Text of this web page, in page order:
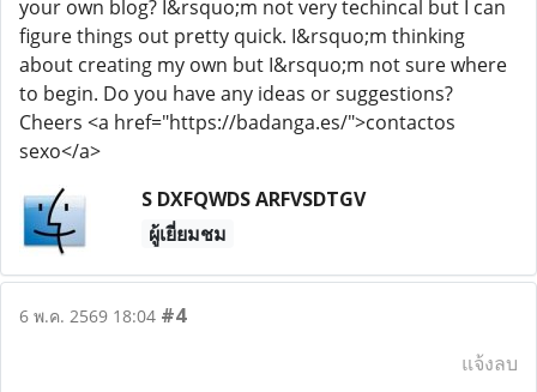
your own blog? I&rsquo;m not very techincal but I can
figure things out pretty quick. I&rsquo;m thinking
about creating my own but I&rsquo;m not sure where
to begin. Do you have any ideas or suggestions?
Cheers <a href="https://badanga.es/">contactos
sexo</a>
S DXFQWDS ARFVSDTGV
ผู้เยี่ยมชม
6 พ.ค. 2569 18:04 #4
แจ้งลบ